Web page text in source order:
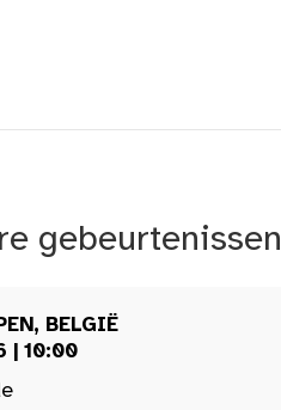
gebeurtenissen
BELGIË
| 10:00